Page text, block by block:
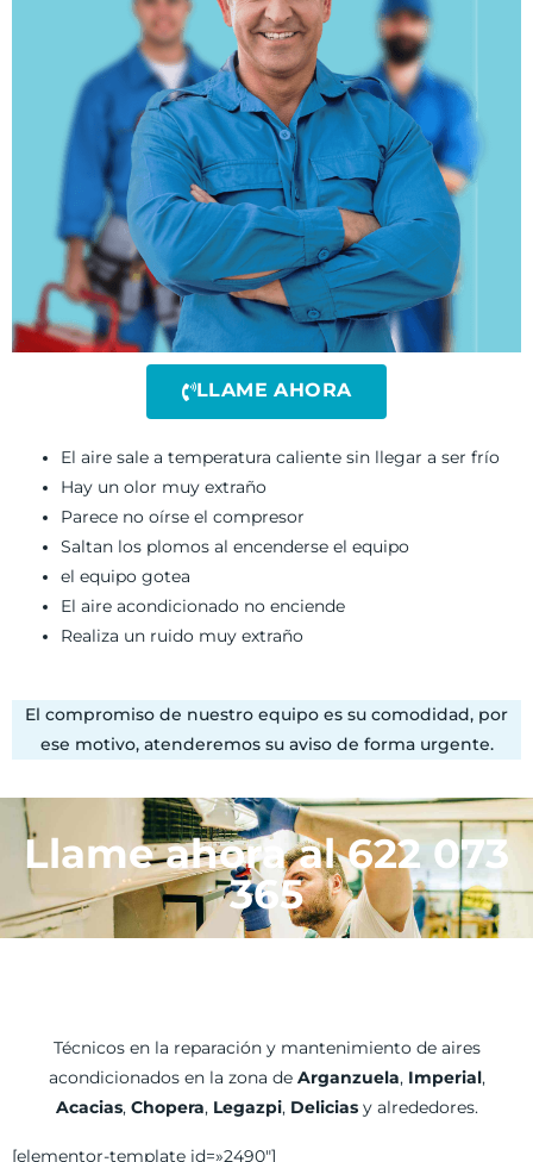
LLAME AHORA
El aire sale a temperatura caliente sin llegar a ser frío
Hay un olor muy extraño
Parece no oírse el compresor
Saltan los plomos al encenderse el equipo
el equipo gotea
El aire acondicionado no enciende
Realiza un ruido muy extraño
El compromiso de nuestro equipo es su comodidad, por
ese motivo, atenderemos su aviso de forma urgente.
Llame ahora al 622 073
365
Técnicos en la reparación y mantenimiento de aires
acondicionados en la zona de Arganzuela, Imperial,
Acacias, Chopera, Legazpi, Deliciasy alrededores.
[elementor-template id=»2490″]